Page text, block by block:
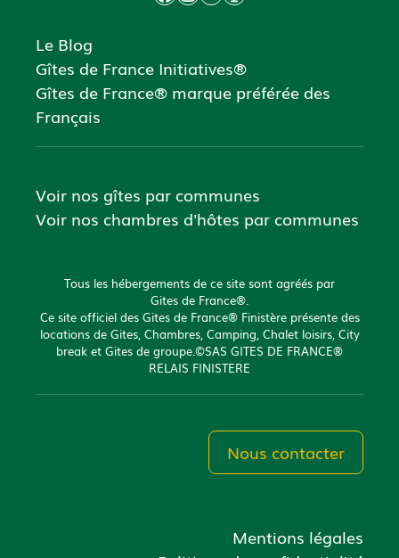
Le Blog
Gîtes de France Initiatives®
Gîtes de France® marque préférée des
Français
Voir nos gîtes par communes
Voir nos chambres d'hôtes par communes
Tous les hébergements de ce site sont agréés par
Gites de France®.
Ce site officiel des Gites de France® Finistère présente des
locations de Gites, Chambres, Camping, Chalet loisirs, City
break et Gites de groupe.©SAS GITES DE FRANCE®
RELAIS FINISTERE
Nous contacter
Mentions légales